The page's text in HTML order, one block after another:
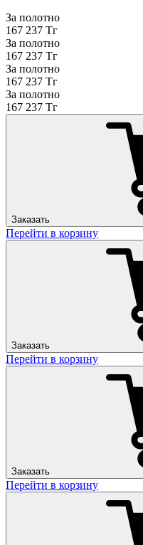
За полотно
167 237 Тг
За полотно
167 237 Тг
За полотно
167 237 Тг
За полотно
167 237 Тг
Заказать
Перейти в корзину
Заказать
Перейти в корзину
Заказать
Перейти в корзину